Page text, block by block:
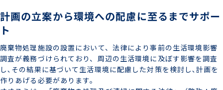
計画の立案から環境への配慮に至るまでサポー
ト
廃棄物処理施設の設置において、法律により事前の生活環境影響
調査が義務づけられており、周辺の生活環境に及ぼす影響を調査
し､その結果に基づいて生活環境に配慮した対策を検討し､計画を
作りあげる必要があります。